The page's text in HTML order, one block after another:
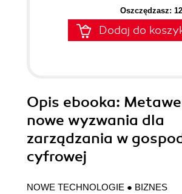
Oszczędzasz:
Dodaj do
Opis ebooka:
nowe wyzwania dla
zarządzania w
cyfrowej
NOWE TECHNOLOGIE ● BIZNES